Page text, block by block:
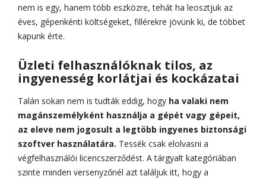
nem is egy, hanem több eszközre, tehát ha leosztjuk az
éves, gépenkénti költségeket, fillérekre jövünk ki, de többet
kapunk érte.
Üzleti felhasználóknak tilos, az
ingyenesség korlátjai és kockázatai
Talán sokan nem is tudták eddig, hogy ha valaki nem
magánszemélyként használja a gépét vagy gépeit,
az eleve nem jogosult a legtöbb ingyenes biztonsági
szoftver használatára. Tessék csak elolvasni a
végfelhasználói licencszerződést. A tárgyalt kategóriában
szinte minden versenyzőnél azt találjuk itt, hogy a